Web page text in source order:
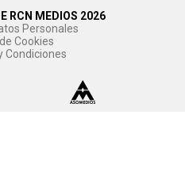
RCN MEDIOS 2026
Personales
Cookies
Condiciones